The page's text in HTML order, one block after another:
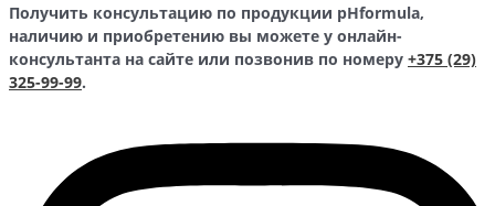
Получить консультацию по продукции pHformula,
наличию и приобретению вы можете у онлайн-
консультанта на сайте или позвонив по номеру +375 (29)
325-99-99.